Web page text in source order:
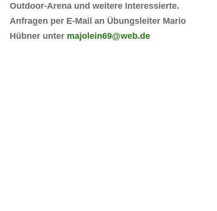
Outdoor-Arena und weitere Interessierte.
Anfragen per E-Mail an Übungsleiter Mario
Hübner unter majolein69@web.de